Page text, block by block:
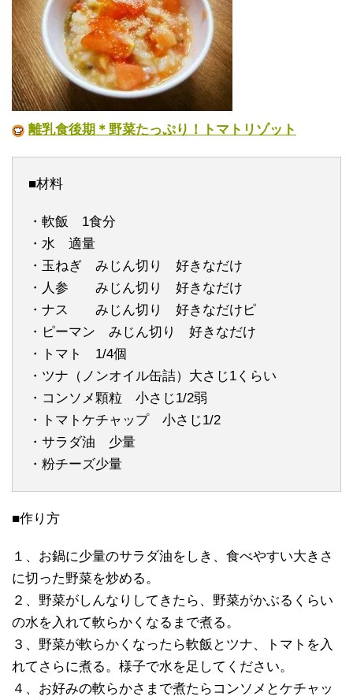
離乳食後期＊野菜たっぷり！トマトリゾット
■材料
・軟飯 1食分
・水 適量
・玉ねぎ みじん切り 好きなだけ
・人参 みじん切り 好きなだけ
・ナス みじん切り 好きなだけピ
・ピーマン みじん切り 好きなだけ
・トマト 1/4個
・ツナ（ノンオイル缶詰）大さじ1くらい
・コンソメ顆粒 小さじ1/2弱
・トマトケチャップ 小さじ1/2
・サラダ油 少量
・粉チーズ少量
■作り方
１、お鍋に少量のサラダ油をしき、食べやすい大きさ
に切った野菜を炒める。
２、野菜がしんなりしてきたら、野菜がかぶるくらい
の水を入れて軟らかくなるまで煮る。
３、野菜が軟らかくなったら軟飯とツナ、トマトを入
れてさらに煮る。様子で水を足してください。
４、お好みの軟らかさまで煮たらコンソメとケチャッ